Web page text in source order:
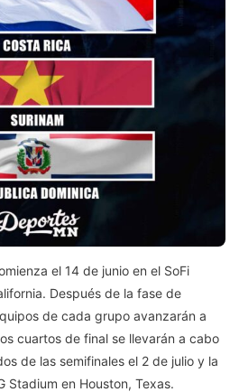
el 14 de junio en el SoFi
Después de la fase de
de cada grupo avanzarán a
cuartos de final se llevarán a cabo
de las semifinales el 2 de julio y la
Stadium en Houston, Texas.